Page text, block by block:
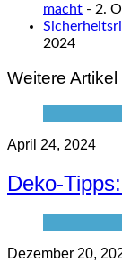
macht - 2.
2024
Weitere
April 24, 2024
Deko-
Dezember 20,